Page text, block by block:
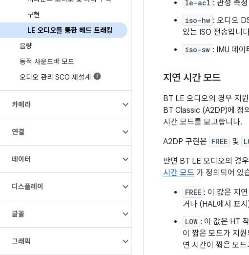
구현
LE 오디오를 통한 헤드 트래킹
음량
동적 사운드바 모드
오디오 관리 SCO 재설계
카메라
연결
데이터
디스플레이
글꼴
그래픽
le-acl : 관성 측
iso-hw : 오디오
있는 ISO 전송입니
iso-sw : IMU 데이
지연 시간 모드
BT LE 오디오의 경우 지
BT Classic (A2DP)에 정
시간 모드를 보고합니다.
A2DP 구현은 FREE 및
반면 BT LE 오디오의 경
시간 모드 가 정의되어 있
FREE : 이 값은 지
거나 (HAL에서 표
LOW : 이 값은 HT
이 짧은 모드가 지
연 시간이 짧은 모